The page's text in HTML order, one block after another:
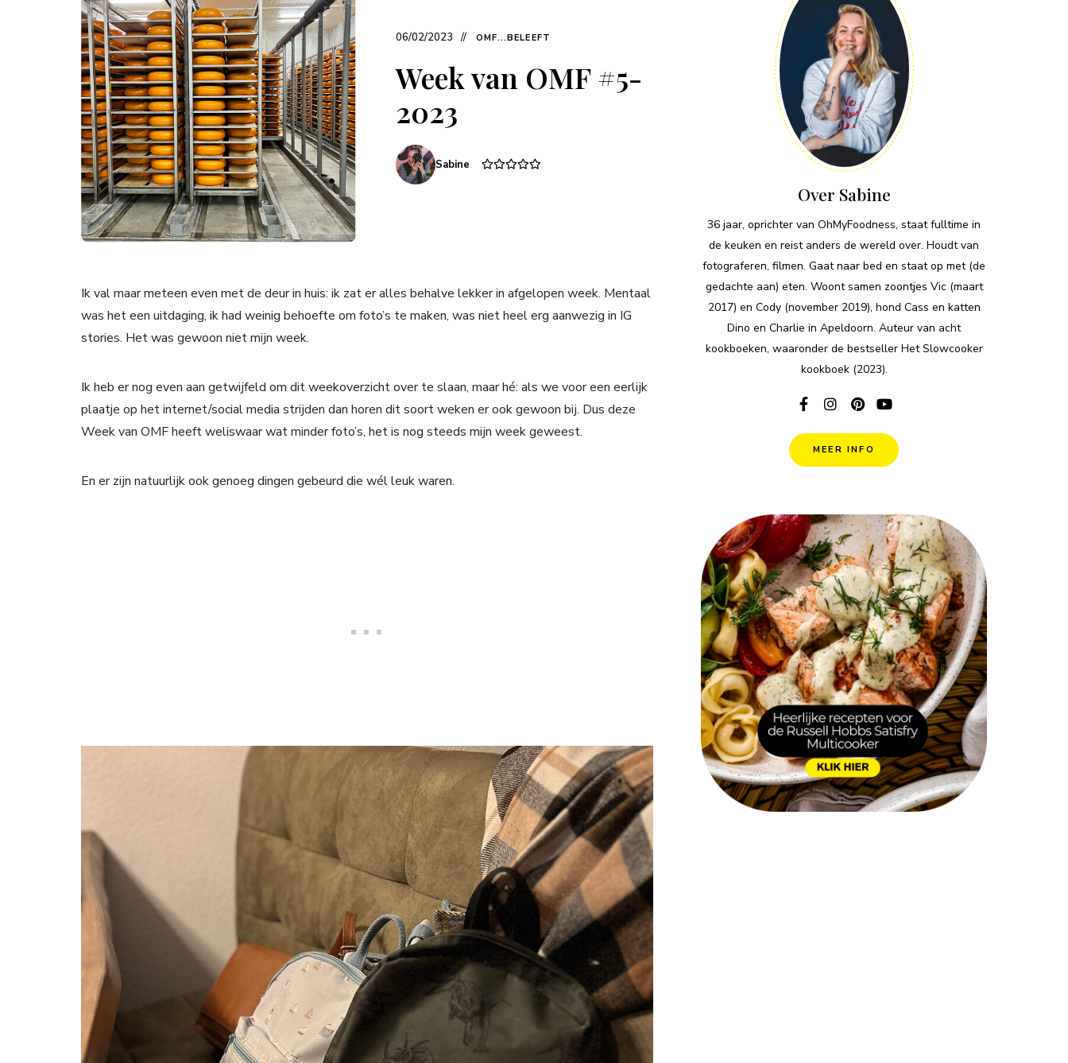
06/02/2023 OMF...BELEEFT
Week van OMF #5-
2023
Sabine
Ik val maar meteen even met de deur in huis: ik zat er alles behalve lekker in afgelopen week. Mentaal
was het een uitdaging, ik had weinig behoefte om foto’s te maken, was niet heel erg aanwezig in IG
stories. Het was gewoon niet mijn week.
Ik heb er nog even aan getwijfeld om dit weekoverzicht over te slaan, maar hé: als we voor een eerlijk
plaatje op het internet/social media strijden dan horen dit soort weken er ook gewoon bij. Dus deze
Week van OMF heeft weliswaar wat minder foto’s, het is nog steeds mijn week geweest.
En er zijn natuurlijk ook genoeg dingen gebeurd die wél leuk waren.
Over Sabine
36 jaar, oprichter van OhMyFoodness, staat fulltime in
de keuken en reist anders de wereld over. Houdt van
fotograferen, filmen. Gaat naar bed en staat op met (de
gedachte aan) eten. Woont samen zoontjes Vic (maart
2017) en Cody (november 2019), hond Cass en katten
Dino en Charlie in Apeldoorn. Auteur van acht
kookboeken, waaronder de bestseller Het Slowcooker
kookboek (2023).
MEER INFO